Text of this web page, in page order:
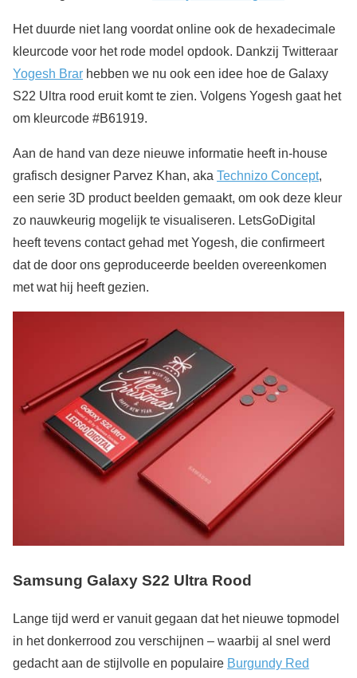
Het duurde niet lang voordat online ook de hexadecimale
kleurcode voor het rode model opdook. Dankzij Twitteraar
Yogesh Brar hebben we nu ook een idee hoe de Galaxy
S22 Ultra rood eruit komt te zien. Volgens Yogesh gaat het
om kleurcode #B61919.
Aan de hand van deze nieuwe informatie heeft in-house
grafisch designer Parvez Khan, aka Technizo Concept,
een serie 3D product beelden gemaakt, om ook deze kleur
zo nauwkeurig mogelijk te visualiseren. LetsGoDigital
heeft tevens contact gehad met Yogesh, die confirmeert
dat de door ons geproduceerde beelden overeenkomen
met wat hij heeft gezien.
Samsung Galaxy S22 Ultra Rood
Lange tijd werd er vanuit gegaan dat het nieuwe topmodel
in het donkerrood zou verschijnen – waarbij al snel werd
gedacht aan de stijlvolle en populaire Burgundy Red